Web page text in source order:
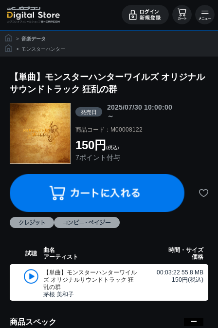
> 音楽データ
> モンスターハンター
【単曲】モンスターハンターワイルズ オリジナル
サウンドトラック 狂乱の群
発売日
2025/07/30 10:00:00
～
商品コード：M00008122
150円 (税込)
7ポイント付与
試聴
曲名
アーティスト
時間・サイズ
価格
【単曲】モンスターハンターワイル
ズ オリジナルサウンドトラック 狂
乱の群
茅根 美和子
00:03:22 55.8 MB
150円(税込)
商品スペック